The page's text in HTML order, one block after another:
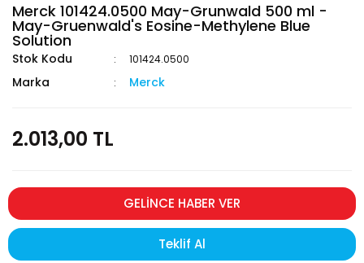
Merck 101424.0500 May-Grunwald 500 ml -
May-Gruenwald's Eosine-Methylene Blue
Solution
Stok Kodu 101424.0500
Marka Merck
2.013,00 TL
GELİNCE HABER VER
Teklif Al